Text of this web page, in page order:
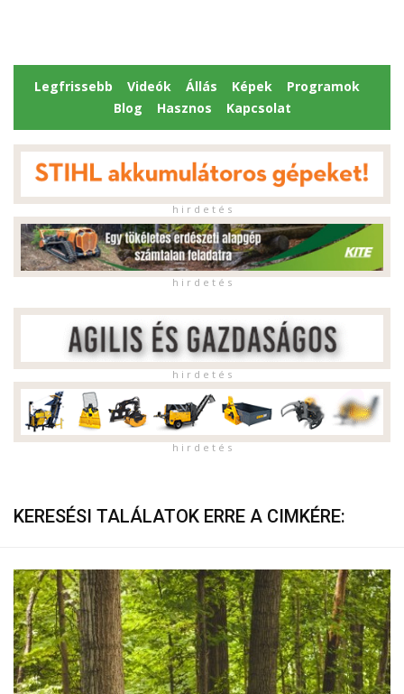
Legfrissebb Videók Állás Képek
Programok
Blog
Hasznos Kapcsolat
h i r d e t é s
h i r d e t é s
h i r d e t é s
h i r d e t é s
KERESÉSI TALÁLATOK ERRE A CIMKÉRE: